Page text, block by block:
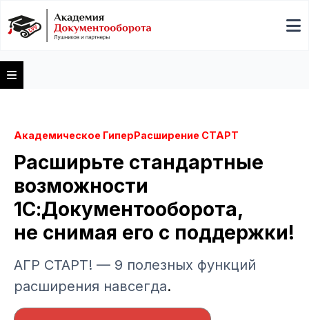
Академическое ГиперРасширение СТАРТ
Расширьте стандартные
возможности
1С:Документооборота,
не снимая его с поддержки!
АГР СТАРТ! — 9 полезных функций
расширения навсегда.